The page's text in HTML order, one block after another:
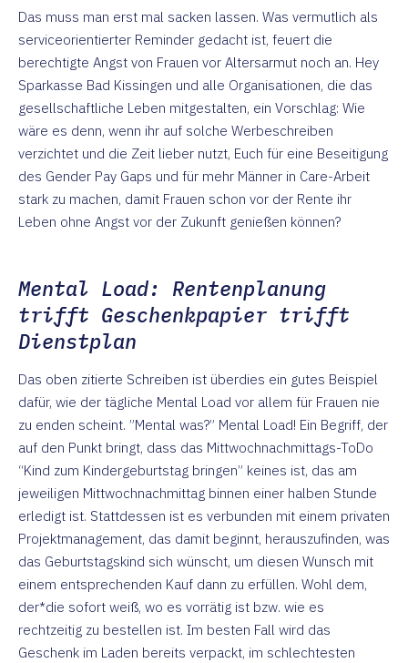
Das muss man erst mal sacken lassen. Was vermutlich als
serviceorientierter Reminder gedacht ist, feuert die
berechtigte Angst von Frauen vor Altersarmut noch an. Hey
Sparkasse Bad Kissingen und alle Organisationen, die das
gesellschaftliche Leben mitgestalten, ein Vorschlag: Wie
wäre es denn, wenn ihr auf solche Werbeschreiben
verzichtet und die Zeit lieber nutzt, Euch für eine Beseitigung
des Gender Pay Gaps und für mehr Männer in Care-Arbeit
stark zu machen, damit Frauen schon vor der Rente ihr
Leben ohne Angst vor der Zukunft genießen können?
Mental Load: Rentenplanung
trifft Geschenkpapier trifft
Dienstplan
Das oben zitierte Schreiben ist überdies ein gutes Beispiel
dafür, wie der tägliche Mental Load vor allem für Frauen nie
zu enden scheint. ”Mental was?” Mental Load! Ein Begriff, der
auf den Punkt bringt, dass das Mittwochnachmittags-ToDo
“Kind zum Kindergeburtstag bringen” keines ist, das am
jeweiligen Mittwochnachmittag binnen einer halben Stunde
erledigt ist. Stattdessen ist es verbunden mit einem privaten
Projektmanagement, das damit beginnt, herauszufinden, was
das Geburtstagskind sich wünscht, um diesen Wunsch mit
einem entsprechenden Kauf dann zu erfüllen. Wohl dem,
der*die sofort weiß, wo es vorrätig ist bzw. wie es
rechtzeitig zu bestellen ist. Im besten Fall wird das
Geschenk im Laden bereits verpackt, im schlechtesten